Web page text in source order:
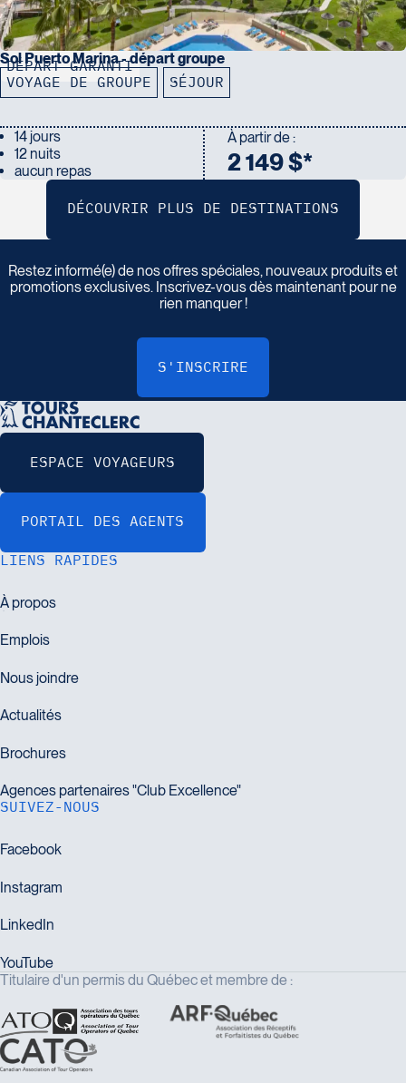
DÉPART GARANTI
Sol Puerto Marina - départ groupe
VOYAGE DE GROUPE SÉJOUR
14 jours
12 nuits
aucun repas
À partir de :
2 149 $*
Insc ivez vous à n o tre inf lettre
Restez informé(e) de nos offres spéciales, nouveaux produits et
promotions exclusives. Inscrivez-vous dès maintenant pour ne
rien manquer !
LIENS RAPIDES
SUIVEZ-NOUS
Titulaire d'un permis du Québec et membre de :